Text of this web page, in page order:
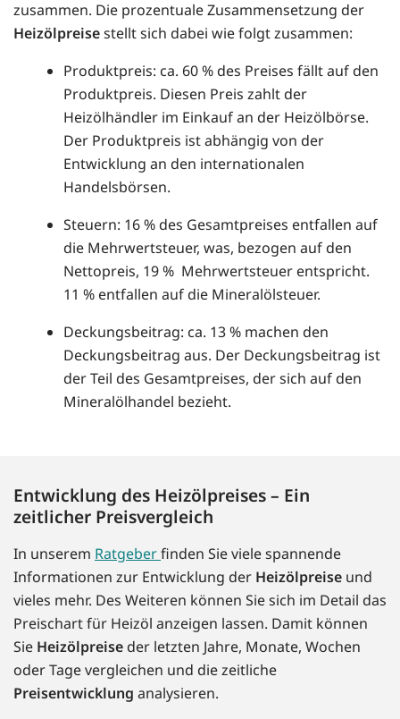
zusammen. Die prozentuale Zusammensetzung der
Heizölpreisestellt sich dabei wie folgt zusammen:
Produktpreis: ca. 60 % des Preises fällt auf den
Produktpreis. Diesen Preis zahlt der
Heizölhändler im Einkauf an der Heizölbörse.
Der Produktpreis ist abhängig von der
Entwicklung an den internationalen
Handelsbörsen.
Steuern: 16 % des Gesamtpreises entfallen auf
die Mehrwertsteuer, was, bezogen auf den
Nettopreis, 19 % Mehrwertsteuer entspricht.
11 % entfallen auf die Mineralölsteuer.
Deckungsbeitrag: ca. 13 % machen den
Deckungsbeitrag aus. Der Deckungsbeitrag ist
der Teil des Gesamtpreises, der sich auf den
Mineralölhandel bezieht.
Entwicklung des Heizölpreises – Ein
zeitlicher Preisvergleich
In unserem Ratgeberfinden Sie viele spannende
Informationen zur Entwicklung der Heizölpreise und
vieles mehr. Des Weiteren können Sie sich im Detail das
Preischart für Heizöl anzeigen lassen. Damit können
Sie Heizölpreise der letzten Jahre, Monate, Wochen
oder Tage vergleichen und die zeitliche
Preisentwicklung analysieren.